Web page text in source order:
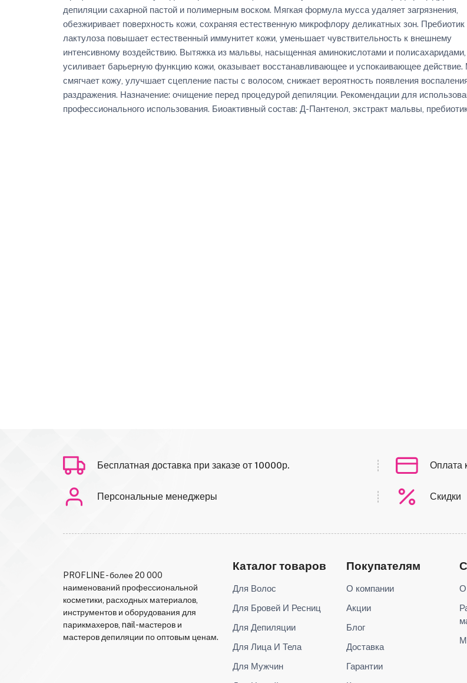
депиляции сахарной пастой и полимерным воском. Мягкая формула мусса удаляет загрязнения,
обезжиривает поверхность кожи, сохраняя естественную микрофлору деликатных зон. Пребиотик
лактулоза повышает естественный иммунитет кожи, уменьшает чувствительность к внешнему
интенсивному воздействию. Вытяжка из мальвы, насыщенная аминокислотами и полисахаридами,
усиливает барьерную функцию кожи, оказывает восстанавливающее и успокаивающее действие.
смягчает кожу, улучшает сцепление пасты с волосом, снижает вероятность появления
раздражения. Назначение: очищение перед процедурой депиляции. Рекомендации для
профессионального использования. Биоактивный состав: Д-Пантенол, экстракт мальвы,
Бесплатная доставка при заказе от 10000р. Оплата
Персональные менеджеры Скидки
PROFLINE - более 20 000
наименований профессиональной
косметики, расходных материалов,
инструментов и оборудования для
парикмахеров, nail-мастеров и
мастеров депиляции по оптовым ценам.
Каталог товаров
Для Волос
Для Бровей И Ресниц
Для Депиляции
Для Лица И Тела
Для Мужчин
Покупателям
О компании
Акции
Блог
Доставка
Гарантии
О